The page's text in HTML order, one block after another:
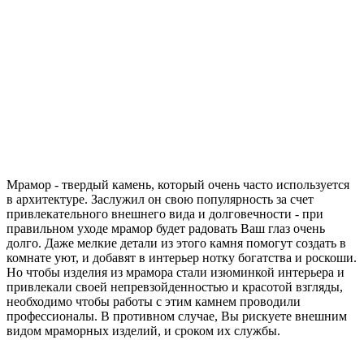
Мрамор - твердый камень, который очень часто используется
в архитектуре. Заслужил он свою популярность за счет
привлекательного внешнего вида и долговечности - при
правильном уходе мрамор будет радовать Ваш глаз очень
долго. Даже мелкие детали из этого камня помогут создать в
комнате уют, и добавят в интерьер нотку богатства и роскоши.
Но чтобы изделия из мрамора стали изюминкой интерьера и
привлекали своей непревзойденностью и красотой взгляды,
необходимо чтобы работы с этим камнем проводили
профессионалы. В противном случае, Вы рискуете внешним
видом мраморных изделий, и сроком их службы.